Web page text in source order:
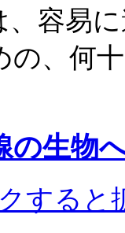
、容易
の、何
の生物